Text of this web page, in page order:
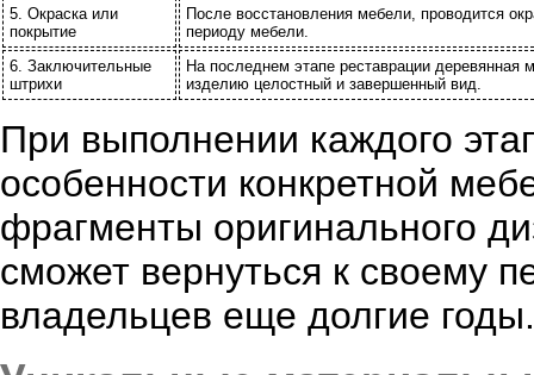
5. Окраска или
покрытие
После восстановления мебели, проводится
периоду мебели.
6. Заключительные
штрихи
На последнем этапе реставрации деревянная
изделию целостный и завершенный вид.
При выполнении каждого
особенности конкретной
фрагменты оригинального
сможет вернуться к своему
владельцев еще долгие годы.